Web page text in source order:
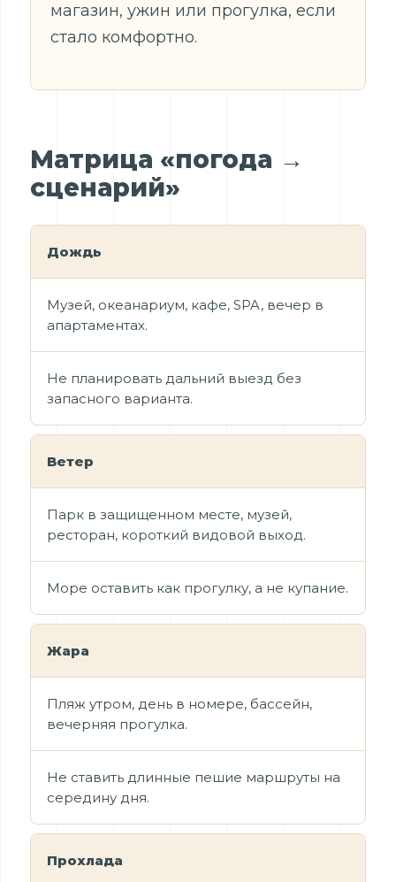
магазин, ужин или прогулка, если
стало комфортно.
Матрица «погода →
сценарий»
Дождь
Музей, океанариум, кафе, SPA, вечер в
апартаментах.
Не планировать дальний выезд без
запасного варианта.
Ветер
Парк в защищенном месте, музей,
ресторан, короткий видовой выход.
Море оставить как прогулку, а не купание.
Жара
Пляж утром, день в номере, бассейн,
вечерняя прогулка.
Не ставить длинные пешие маршруты на
середину дня.
Прохлада